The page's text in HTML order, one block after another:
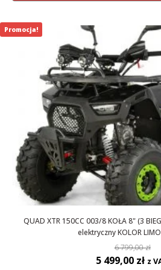
QUAD XTR 150CC 003/8 KOŁA 8" (3
elektryczny KOLOR
6 799,00zł
Pierwotna
5 499,00 zł z
Promocja!